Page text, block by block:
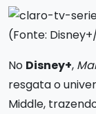
(Fonte:
No Disney+,
resgata o
Middle,